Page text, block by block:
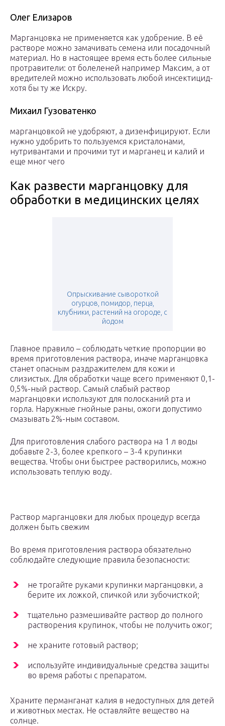
Олег Елизаров
Марганцовка не применяется как удобрение. В её
растворе можно замачивать семена или посадочный
материал. Но в настоящее время есть более сильные
протравители: от болеленей например Максим, а от
вредителей можно использовать любой инсектицид-
хотя бы ту же Искру.
Михаил Гузоватенко
марганцовкой не удобряют, а дизенфицируют. Если
нужно удобрить то пользуемся кристалонами,
нутривантами и прочими тут и марганец и калий и
еще мног чего
Как развести марганцовку для
обработки в медицинских целях
Опрыскивание сывороткой
огурцов, помидор, перца,
клубники, растений на огороде, с
йодом
Главное правило – соблюдать четкие пропорции во
время приготовления раствора, иначе марганцовка
станет опасным раздражителем для кожи и
слизистых. Для обработки чаще всего применяют 0,1-
0,5%-ный раствор. Самый слабый раствор
марганцовки используют для полосканий рта и
горла. Наружные гнойные раны, ожоги допустимо
смазывать 2%-ным составом.
Для приготовления слабого раствора на 1 л воды
добавьте 2-3, более крепкого – 3-4 крупинки
вещества. Чтобы они быстрее растворились, можно
использовать теплую воду.
Раствор марганцовки для любых процедур всегда
должен быть свежим
Во время приготовления раствора обязательно
соблюдайте следующие правила безопасности:
не трогайте руками крупинки марганцовки, а
берите их ложкой, спичкой или зубочисткой;
тщательно размешивайте раствор до полного
растворения крупинок, чтобы не получить ожог;
не храните готовый раствор;
используйте индивидуальные средства защиты
во время работы с препаратом.
Храните перманганат калия в недоступных для детей
и животных местах. Не оставляйте вещество на
солнце.